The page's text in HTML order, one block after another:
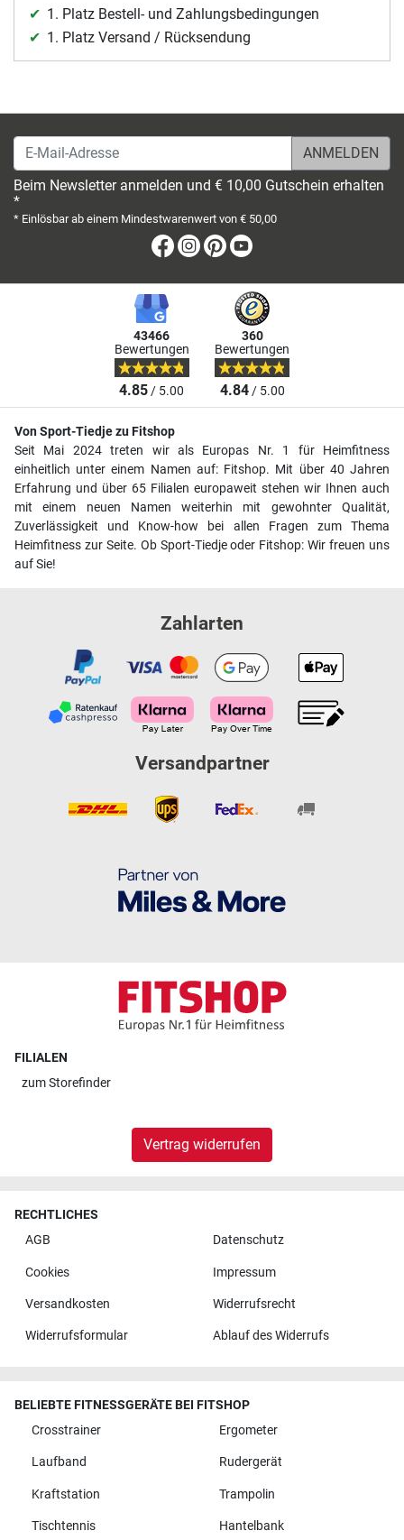
1. Platz Bestell- und Zahlungsbedingungen
1. Platz Versand / Rücksendung
E-Mail-Adresse
Beim Newsletter anmelden und € 10,00 Gutschein erhalten
*
* Einlösbar ab einem Mindestwarenwert von € 50,00
Facebook
Instagram
Pinterest
43466
Bewertungen
4.85/ 5.00
360
Bewertungen
4.84/ 5.00
Von Sport-Tiedje zu Fitshop
Seit Mai 2024 treten wir als Europas Nr. 1 für Heimfitness
einheitlich unter einem Namen auf: Fitshop. Mit über 40 Jahren
Erfahrung und über 65 Filialen europaweit stehen wir Ihnen auch
mit einem neuen Namen weiterhin mit gewohnter Qualität,
Zuverlässigkeit und Know-how bei allen Fragen zum Thema
Heimfitness zur Seite. Ob Sport-Tiedje oder Fitshop: Wir freuen uns
auf Sie!
Zahlarten
Versandpartner
FILIALEN
zumStorefinder
Vertrag widerrufen
RECHTLICHES
AGB
Datenschutz
Cookies Impressum
Versandkosten Widerrufsrecht
Widerrufsformular Ablauf des Widerrufs
BELIEBTE FITNESSGERÄTE BEI FITSHOP
Crosstrainer
Ergometer
Laufband Rudergerät
Kraftstation Trampolin
Tischtennis Hantelbank